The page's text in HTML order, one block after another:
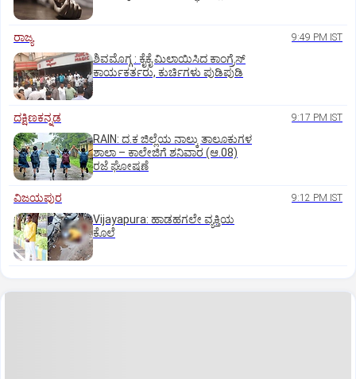
ರಾಜ್ಯ 9:49 PM IST
ಶಿವಮೊಗ್ಗ : ಕೈಕೈ ಮಿಲಾಯಿಸಿದ ಕಾಂಗ್ರೆಸ್
ಕಾರ್ಯಕರ್ತರು, ಕುರ್ಚಿಗಳು ಪುಡಿಪುಡಿ
ದಕ್ಷಿಣಕನ್ನಡ 9:17 PM IST
RAIN: ದ.ಕ ಜಿಲ್ಲೆಯ ನಾಲ್ಕು ತಾಲೂಕುಗಳ
ಶಾಲಾ – ಕಾಲೇಜಿಗೆ ಶನಿವಾರ (ಆ.08)
ರಜೆ ಘೋಷಣೆ
ವಿಜಯಪುರ 9:12 PM IST
Vijayapura: ಹಾಡಹಗಲೇ ವ್ಯಕ್ತಿಯ
ಕೊಲೆ